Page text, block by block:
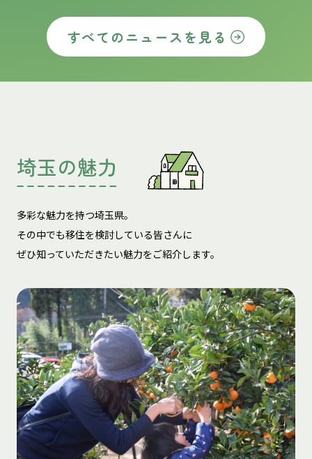
すべてのニュースを見る
埼玉の魅力
多彩な魅力を持つ埼玉県。
その中でも移住を検討している皆さんに
ぜひ知っていただきたい魅力をご紹介します。